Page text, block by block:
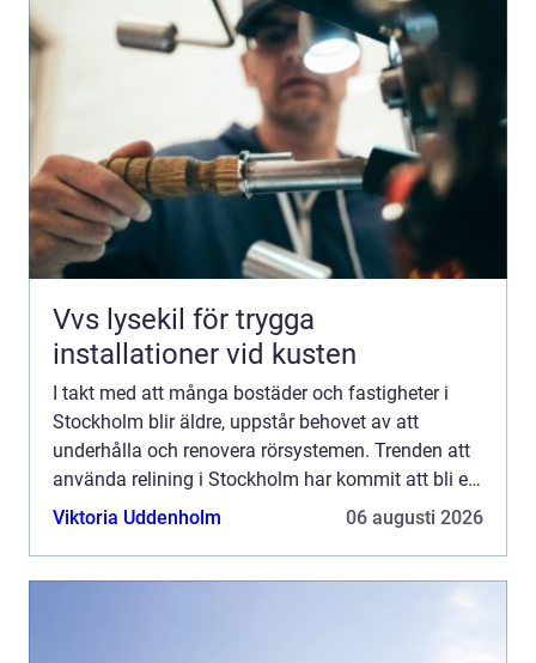
Vvs lysekil för trygga
installationer vid kusten
I takt med att många bostäder och fastigheter i
Stockholm blir äldre, uppstår behovet av att
underhålla och renovera rörsystemen. Trenden att
använda relining i Stockholm har kommit att bli en
populär och sm...
Viktoria Uddenholm 06 augusti 2026